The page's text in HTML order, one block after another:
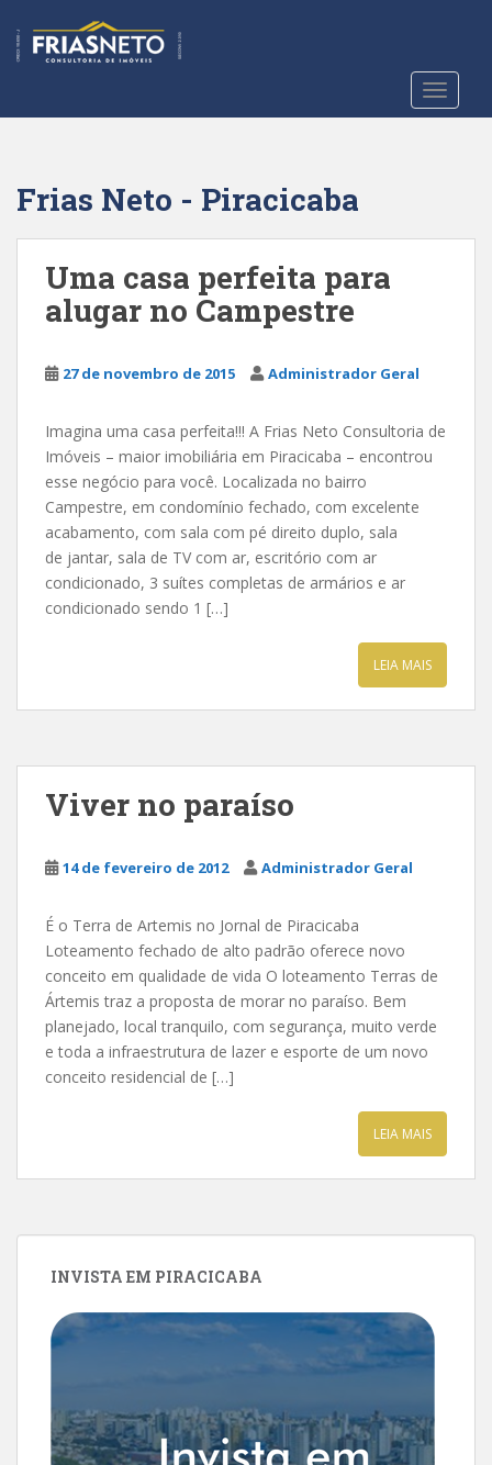
t
Frias Neto - Piracicaba
Uma casa perfeita para
alugar no Campestre
27 de novembro de 2015 Administrador Geral
Imagina uma casa perfeita!!! A Frias Neto Consultoria de
Imóveis – maior imobiliária em Piracicaba – encontrou
esse negócio para você. Localizada no bairro
Campestre, em condomínio fechado, com excelente
acabamento, com sala com pé direito duplo, sala
de jantar, sala de TV com ar, escritório com ar
condicionado, 3 suítes completas de armários e ar
condicionado sendo 1 […]
LEIA MAIS
Viver no paraíso
14 de fevereiro de 2012 Administrador Geral
É o Terra de Artemis no Jornal de Piracicaba
Loteamento fechado de alto padrão oferece novo
conceito em qualidade de vida O loteamento Terras de
Ártemis traz a proposta de morar no paraíso. Bem
planejado, local tranquilo, com segurança, muito verde
e toda a infraestrutura de lazer e esporte de um novo
conceito residencial de […]
LEIA MAIS
INVISTA EM PIRACICABA